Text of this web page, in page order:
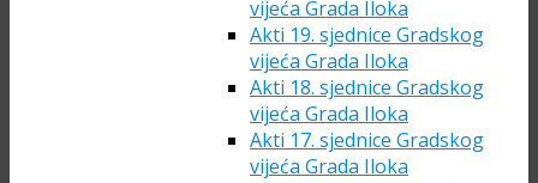
vijeća Grada Iloka
Akti 19. sjednice Gradskog
vijeća Grada Iloka
Akti 18. sjednice Gradskog
vijeća Grada Iloka
Akti 17. sjednice Gradskog
vijeća Grada Iloka